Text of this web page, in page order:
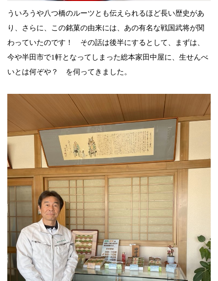
ういろうや八つ橋のルーツとも伝えられるほど長い歴史があ
り、さらに、この銘菓の由来には、あの有名な戦国武将が関
わっていたのです！ その話は後半にするとして、まずは、
今や半田市で1軒となってしまった総本家田中屋に、生せんべ
いとは何ぞや？ を伺ってきました。